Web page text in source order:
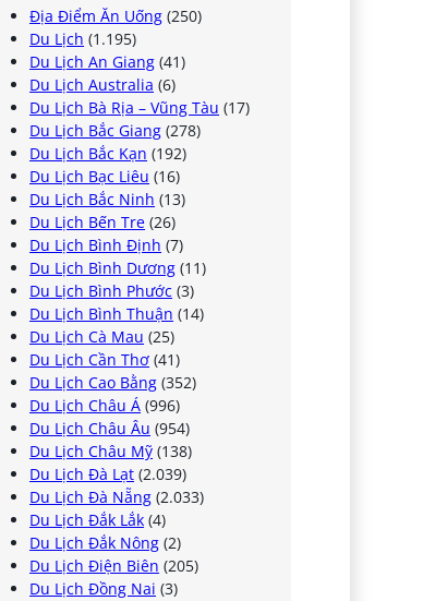
Địa Điểm Ăn Uống (250)
Du Lịch (1.195)
Du Lịch An Giang (41)
Du Lịch Australia (6)
Du Lịch Bà Rịa – Vũng Tàu (17)
Du Lịch Bắc Giang (278)
Du Lịch Bắc Kạn (192)
Du Lịch Bạc Liêu (16)
Du Lịch Bắc Ninh (13)
Du Lịch Bến Tre (26)
Du Lịch Bình Định (7)
Du Lịch Bình Dương (11)
Du Lịch Bình Phước (3)
Du Lịch Bình Thuận (14)
Du Lịch Cà Mau (25)
Du Lịch Cần Thơ (41)
Du Lịch Cao Bằng (352)
Du Lịch Châu Á (996)
Du Lịch Châu Âu (954)
Du Lịch Châu Mỹ (138)
Du Lịch Đà Lạt (2.039)
Du Lịch Đà Nẵng (2.033)
Du Lịch Đắk Lắk (4)
Du Lịch Đắk Nông (2)
Du Lịch Điện Biên (205)
Du Lịch Đồng Nai (3)